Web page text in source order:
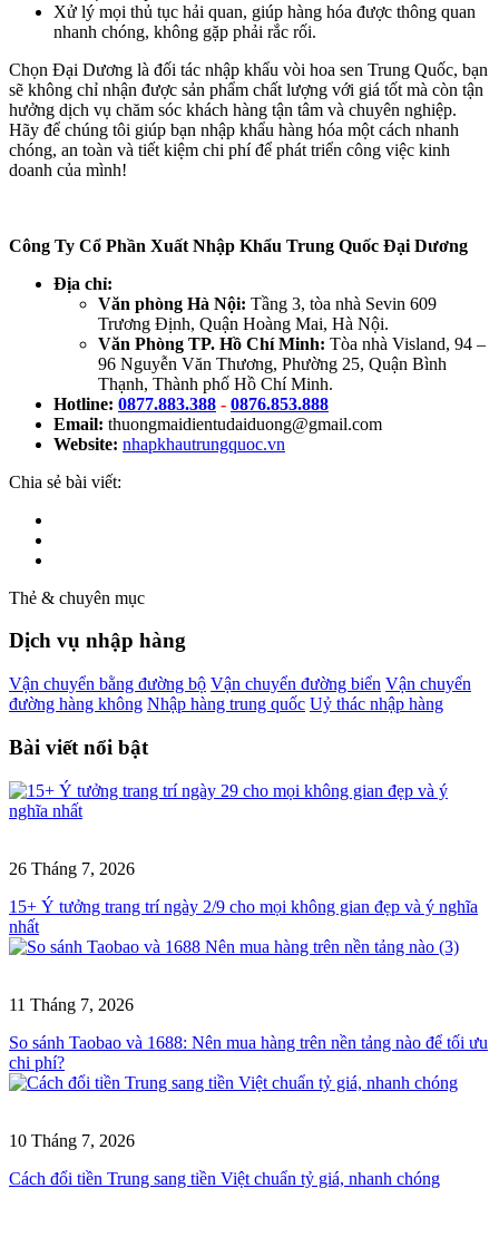
Xử lý mọi thủ tục hải quan, giúp hàng hóa được thông quan
nhanh chóng, không gặp phải rắc rối.
Chọn Đại Dương là đối tác nhập khẩu vòi hoa sen Trung Quốc, bạn
sẽ không chỉ nhận được sản phẩm chất lượng với giá tốt mà còn tận
hưởng dịch vụ chăm sóc khách hàng tận tâm và chuyên nghiệp.
Hãy để chúng tôi giúp bạn nhập khẩu hàng hóa một cách nhanh
chóng, an toàn và tiết kiệm chi phí để phát triển công việc kinh
doanh của mình!
Công Ty Cổ Phần Xuất Nhập Khẩu Trung Quốc Đại Dương
Địa chỉ:
Văn phòng Hà Nội: Tầng 3, tòa nhà Sevin 609
Trương Định, Quận Hoàng Mai, Hà Nội.
Văn Phòng TP. Hồ Chí Minh: Tòa nhà Visland, 94 –
96 Nguyễn Văn Thương, Phường 25, Quận Bình
Thạnh, Thành phố Hồ Chí Minh.
Hotline: 0877.883.388 - 0876.853.888
Email: thuongmaidientudaiduong@gmail.com
Website: nhapkhautrungquoc.vn
Chia sẻ bài viết:
Thẻ & chuyên mục
Dịch vụ nhập hàng
Vận chuyển bằng đường bộ Vận chuyển đường biển Vận chuyển
đường hàng không Nhập hàng trung quốc Uỷ thác nhập hàng
Bài viết nổi bật
26 Tháng 7, 2026
15+ Ý tưởng trang trí ngày 2/9 cho mọi không gian đẹp và ý nghĩa
nhất
11 Tháng 7, 2026
So sánh Taobao và 1688: Nên mua hàng trên nền tảng nào để tối ưu
chi phí?
10 Tháng 7, 2026
Cách đổi tiền Trung sang tiền Việt chuẩn tỷ giá, nhanh chóng